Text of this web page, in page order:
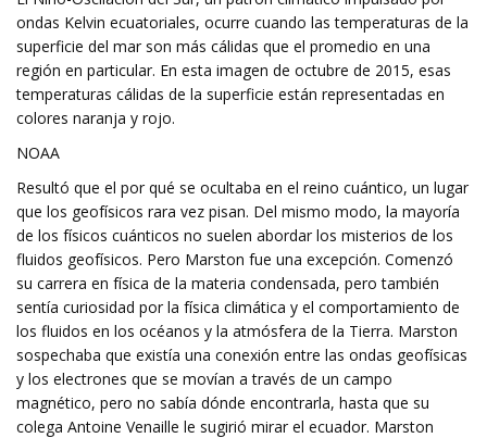
ondas Kelvin ecuatoriales, ocurre cuando las temperaturas de la
superficie del mar son más cálidas que el promedio en una
región en particular. En esta imagen de octubre de 2015, esas
temperaturas cálidas de la superficie están representadas en
colores naranja y rojo.
NOAA
Resultó que el por qué se ocultaba en el reino cuántico, un lugar
que los geofísicos rara vez pisan. Del mismo modo, la mayoría
de los físicos cuánticos no suelen abordar los misterios de los
fluidos geofísicos. Pero Marston fue una excepción. Comenzó
su carrera en física de la materia condensada, pero también
sentía curiosidad por la física climática y el comportamiento de
los fluidos en los océanos y la atmósfera de la Tierra. Marston
sospechaba que existía una conexión entre las ondas geofísicas
y los electrones que se movían a través de un campo
magnético, pero no sabía dónde encontrarla, hasta que su
colega Antoine Venaille le sugirió mirar el ecuador. Marston